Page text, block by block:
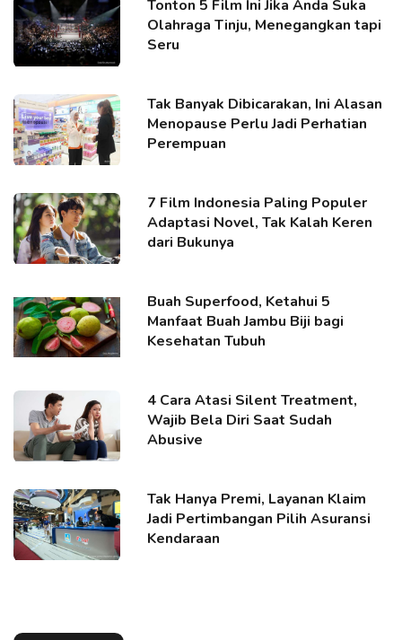
Tonton 5 Film Ini Jika Anda Suka
Olahraga Tinju, Menegangkan tapi
Seru
Tak Banyak Dibicarakan, Ini Alasan
Menopause Perlu Jadi Perhatian
Perempuan
7 Film Indonesia Paling Populer
Adaptasi Novel, Tak Kalah Keren
dari Bukunya
Buah Superfood, Ketahui 5
Manfaat Buah Jambu Biji bagi
Kesehatan Tubuh
4 Cara Atasi Silent Treatment,
Wajib Bela Diri Saat Sudah
Abusive
Tak Hanya Premi, Layanan Klaim
Jadi Pertimbangan Pilih Asuransi
Kendaraan